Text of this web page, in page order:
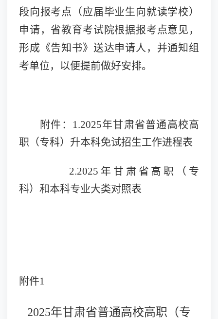
段向报考点（应届毕业生向就读学校）
申请，省教育考试院根据报考点意见，
形成《告知书》送达申请人，并通知组
考单位，以便提前做好安排。
附件： 1.2025年甘肃省普通高校高
职（专科）升本科免试招生工作进程表
2.2025年甘肃省 高职（专
科）和本科专业大类对照表
附件1
2025年甘肃省普通高校高职（专